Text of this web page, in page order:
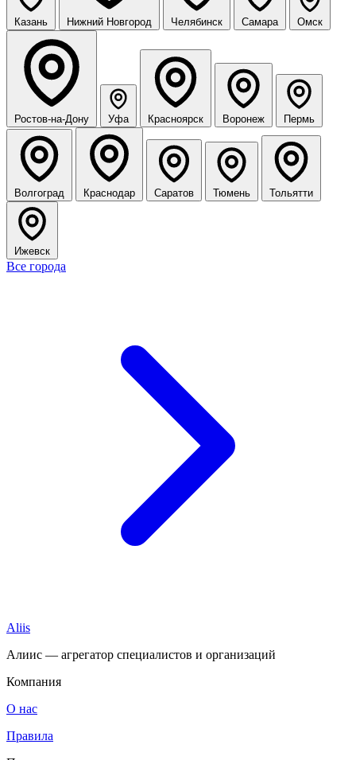
Казань Нижний Новгород Челябинск Самара Омск
Ростов-на-Дону Уфа Красноярск Воронеж Пермь
Волгоград Краснодар Саратов Тюмень Тольятти
Ижевск
Все города
Aliis
Алиис — агрегатор специалистов и организаций
Компания
О нас
Правила